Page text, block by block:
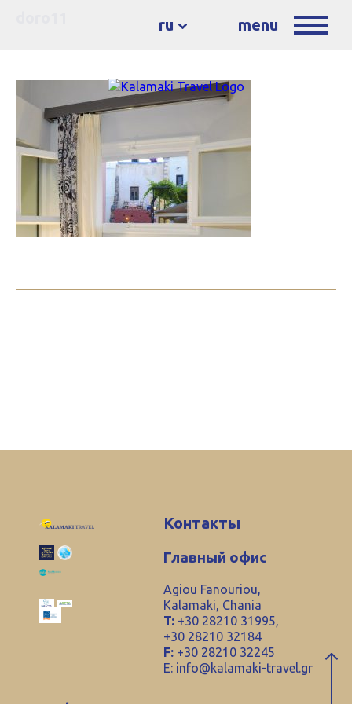
ru menu
Контакты
Главный офис
Agiou Fanouriou,
Kalamaki, Chania
T: +30 28210 31995,
+30 28210 32184
F: +30 28210 32245
E: info@kalamaki-travel.gr